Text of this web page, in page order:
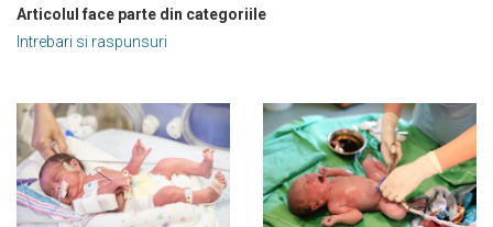
Articolul face parte din categoriile
Intrebari si raspunsuri